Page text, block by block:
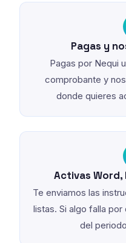
Pagas y
Pagas por Nequi
comprobante y
donde quieres
Activas Word,
Te enviamos las
listas. Si algo falla
del